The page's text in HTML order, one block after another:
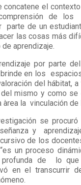
el
de los
de un
las cosas más
aprendizaje.
por parte
en los
del hábitat,
mismo y como
la vinculación de
se
y
de los
un proceso
profunda de lo
en el transcurrir